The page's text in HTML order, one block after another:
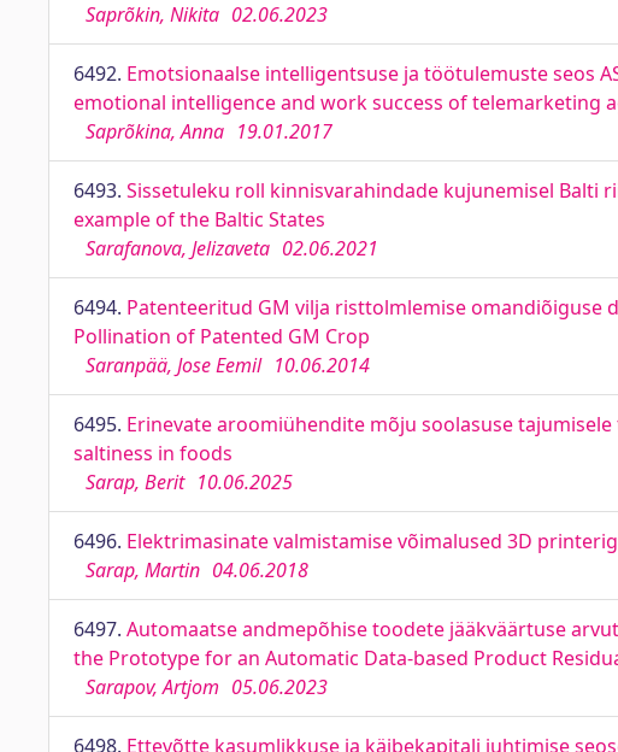
Saprõkin, Nikita 02.06.2023
6492. Emotsionaalse intelligentsuse ja töötulemuste seos
emotional intelligence and work success of telemarketing
Saprõkina, Anna 19.01.2017
6493. Sissetuleku roll kinnisvarahindade kujunemisel
example of the Baltic States
Sarafanova, Jelizaveta 02.06.2021
6494. Patenteeritud GM vilja risttolmlemise omandiõiguse
Pollination of Patented GM Crop
Saranpää, Jose Eemil 10.06.2014
6495. Erinevate aroomiühendite mõju soolasuse
saltiness in foods
Sarap, Berit 10.06.2025
6496. Elektrimasinate valmistamise võimalused 3D
Sarap, Martin 04.06.2018
6497. Automaatse andmepõhise toodete jääkväärtuse
the Prototype for an Automatic Data-based Product
Sarapov, Artjom 05.06.2023
6498. Ettevõtte kasumlikkuse ja käibekapitali juhtimise